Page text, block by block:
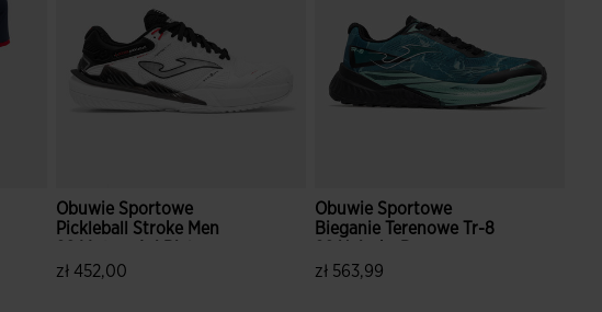
Obuwie Sportowe
Pickleball Stroke Men
zł 452,00
Obuwie Sportowe
Bieganie Terenowe Tr-8
zł 563,99